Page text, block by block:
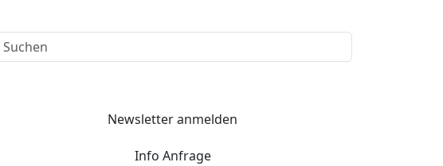
Suchen
Newsletter anmelden
Info Anfrage